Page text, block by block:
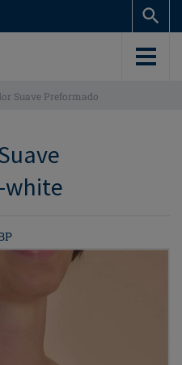
Suave Preformado
white